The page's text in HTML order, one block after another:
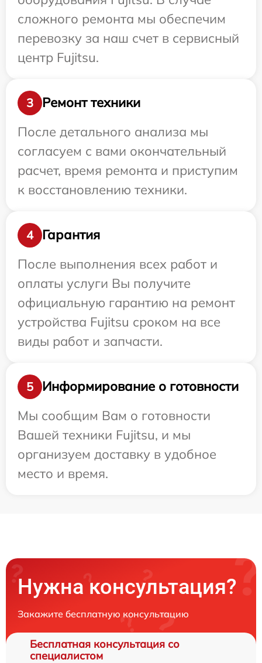
сложного ремонта мы обеспечим
перевозку за наш счет в сервисный
центр Fujitsu.
3
Ремонт техники
После детального анализа мы
согласуем с вами окончательный
расчет, время ремонта и приступим
к восстановлению техники.
4
Гарантия
После выполнения всех работ и
оплаты услуги Вы получите
официальную гарантию на ремонт
устройства Fujitsu сроком на все
виды работ и запчасти.
5
Информирование о готовности
Мы сообщим Вам о готовности
Вашей техники Fujitsu, и мы
организуем доставку в удобное
место и время.
Нужна консультация?
Закажите бесплатную консультацию
Бесплатная консультация со
специалистом